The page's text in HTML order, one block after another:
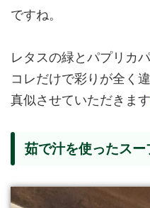
ですね。
レタスの緑とパプリカ
コレだけで彩りが全く
真似させていただきます
茹で汁を使ったスー